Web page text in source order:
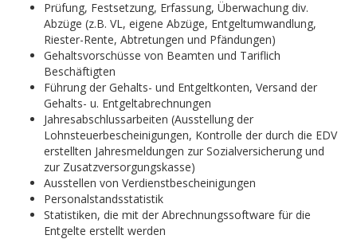
Prüfung, Festsetzung, Erfassung, Überwachung div.
Abzüge (z.B. VL, eigene Abzüge, Entgeltumwandlung,
Riester-Rente, Abtretungen und Pfändungen)
Gehaltsvorschüsse von Beamten und Tariflich
Beschäftigten
Führung der Gehalts- und Entgeltkonten, Versand der
Gehalts- u. Entgeltabrechnungen
Jahresabschlussarbeiten (Ausstellung der
Lohnsteuerbescheinigungen, Kontrolle der durch die EDV
erstellten Jahresmeldungen zur Sozialversicherung und
zur Zusatzversorgungskasse)
Ausstellen von Verdienstbescheinigungen
Personalstandsstatistik
Statistiken, die mit der Abrechnungssoftware für die
Entgelte erstellt werden